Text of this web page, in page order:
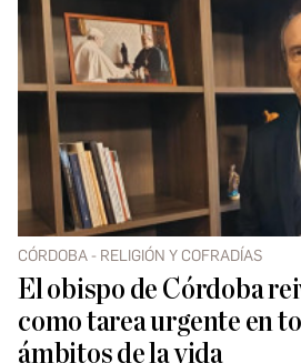
CÓRDOBA - RELIGIÓN Y COFRADÍAS
El obispo de Córdoba
como tarea urgente en
ámbitos de la vida